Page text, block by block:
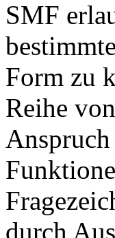
SMF
Form zu
Reihe
durch